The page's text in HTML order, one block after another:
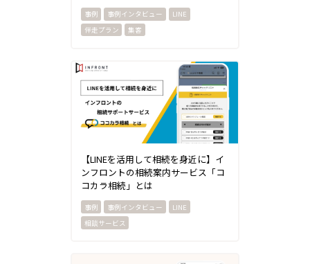
事例インタビュー
LINE
伴走プラン
集客
【LINEを活用して相続を身近に】イ
ンフロントの相続案内サービス「コ
コカラ相続」とは
事例インタビュー
LINE
相談サービス